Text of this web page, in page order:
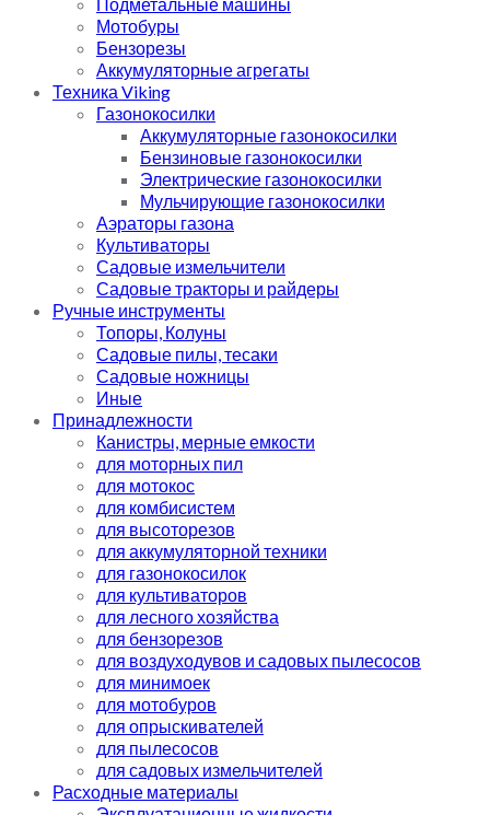
Мотобуры
Бензорезы
Аккумуляторные агрегаты
Техника Viking
Газонокосилки
Аккумуляторные газонокосилки
Бензиновые газонокосилки
Электрические газонокосилки
Мульчирующие газонокосилки
Аэраторы газона
Культиваторы
Садовые измельчители
Садовые тракторы и райдеры
Ручные инструменты
Топоры, Колуны
Садовые пилы, тесаки
Садовые ножницы
Иные
Принадлежности
Канистры, мерные емкости
для моторных пил
для мотокос
для комбисистем
для высоторезов
для аккумуляторной техники
для газонокосилок
для культиваторов
для лесного хозяйства
для бензорезов
для воздуходувов и садовых пылесосов
для минимоек
для мотобуров
для опрыскивателей
для пылесосов
для садовых измельчителей
Расходные материалы